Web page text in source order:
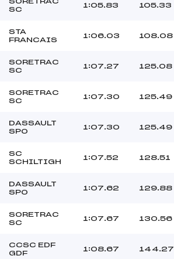
:
SC
1:05.83 105.33
STA
FRANCAIS
1:06.03 108.08
SORETRAC
SC
1:07.27 125.08
SORETRAC
SC
1:07.30 125.49
DASSAULT
SPO
1:07.30 125.49
SC
SCHILTIGH
1:07.52 128.51
DASSAULT
SPO
1:07.62 129.88
SORETRAC
SC
1:07.67 130.56
CCSC EDF
GDF
1:08.67 144.27